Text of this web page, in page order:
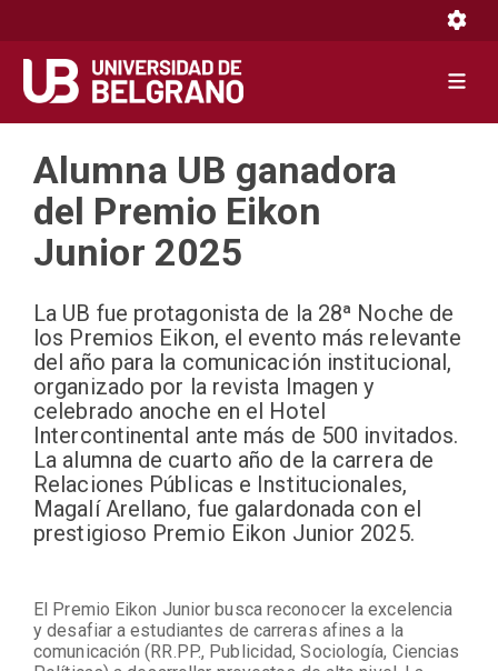
principal
Alumna UB ganadora
del Premio Eikon
Junior 2025
La UB fue protagonista de la 28ª Noche de
los Premios Eikon, el evento más relevante
del año para la comunicación institucional,
organizado por la revista Imagen y
celebrado anoche en el Hotel
Intercontinental ante más de 500 invitados.
La alumna de cuarto año de la carrera de
Relaciones Públicas e Institucionales,
Magalí Arellano, fue galardonada con el
prestigioso Premio Eikon Junior 2025.
El Premio Eikon Junior busca reconocer la excelencia
y desafiar a estudiantes de carreras afines a la
comunicación (RR.PP., Publicidad, Sociología, Ciencias